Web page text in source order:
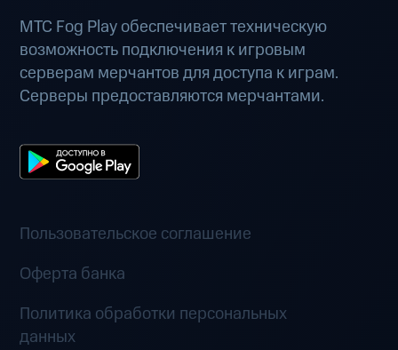
МТС Fog Play обеспечивает техническую
возможность подключения к игровым
серверам мерчантов для доступа к играм.
Серверы предоставляются мерчантами.
Пользовательское соглашение
Оферта банка
Политика обработки персональных
данных